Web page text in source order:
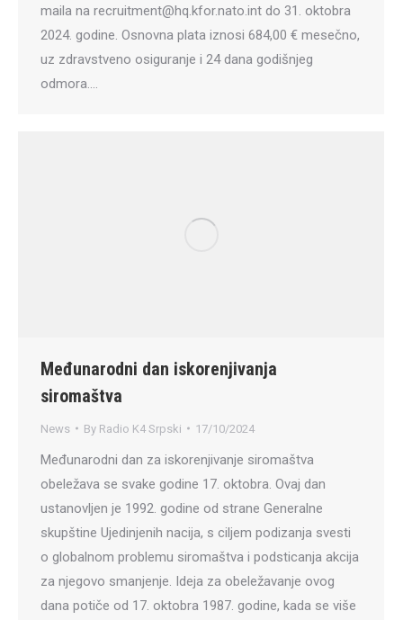
maila na recruitment@hq.kfor.nato.int do 31. oktobra
2024. godine. Osnovna plata iznosi 684,00 € mesečno,
uz zdravstveno osiguranje i 24 dana godišnjeg
odmora.…
Međunarodni dan iskorenjivanja
siromaštva
News By Radio K4 Srpski 17/10/2024
Međunarodni dan za iskorenjivanje siromaštva
obeležava se svake godine 17. oktobra. Ovaj dan
ustanovljen je 1992. godine od strane Generalne
skupštine Ujedinjenih nacija, s ciljem podizanja svesti
o globalnom problemu siromaštva i podsticanja akcija
za njegovo smanjenje. Ideja za obeležavanje ovog
dana potiče od 17. oktobra 1987. godine, kada se više